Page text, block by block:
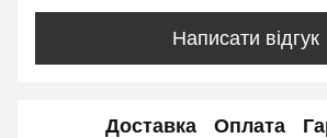
Написати відгук
Доставка Оплата